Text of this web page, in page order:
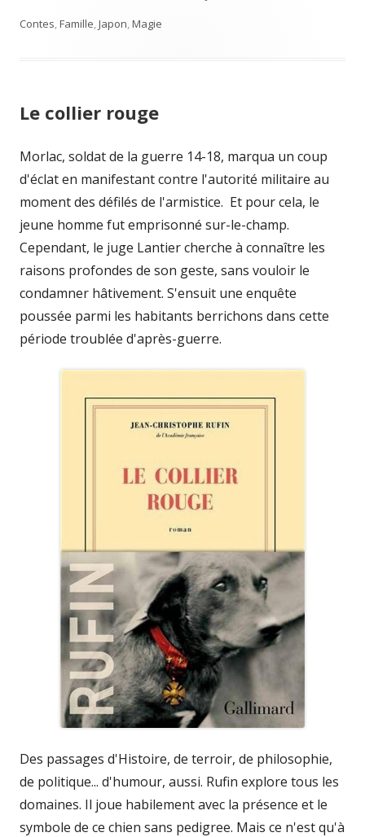
on
Contes,Famille,Japon,Magie
Le collier rouge
Morlac, soldat de la guerre 14-18, marqua un coup
d'éclat en manifestant contre l'autorité militaire au
moment des défilés de l'armistice. Et pour cela, le
jeune homme fut emprisonné sur-le-champ.
Cependant, le juge Lantier cherche à connaître les
raisons profondes de son geste, sans vouloir le
condamner hâtivement. S'ensuit une enquête
poussée parmi les habitants berrichons dans cette
période troublée d'après-guerre.
Des passages d'Histoire, de terroir, de philosophie,
de politique... d'humour, aussi. Rufin explore tous les
domaines. Il joue habilement avec la présence et le
symbole de ce chien sans pedigree. Mais ce n'est qu'à